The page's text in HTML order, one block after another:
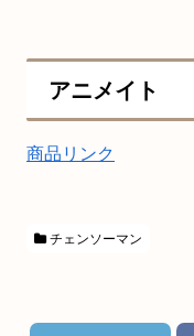
アニメイト
商品リンク
チェンソーマン